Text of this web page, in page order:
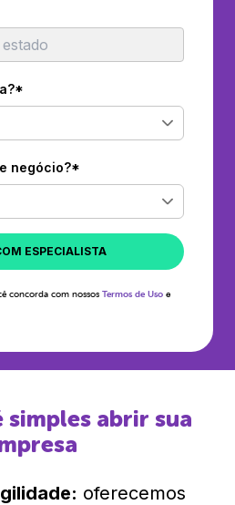
negócio?*
ESPECIALISTA
concorda com nossos Termos de Uso e
simples abrir sua
oferecemos